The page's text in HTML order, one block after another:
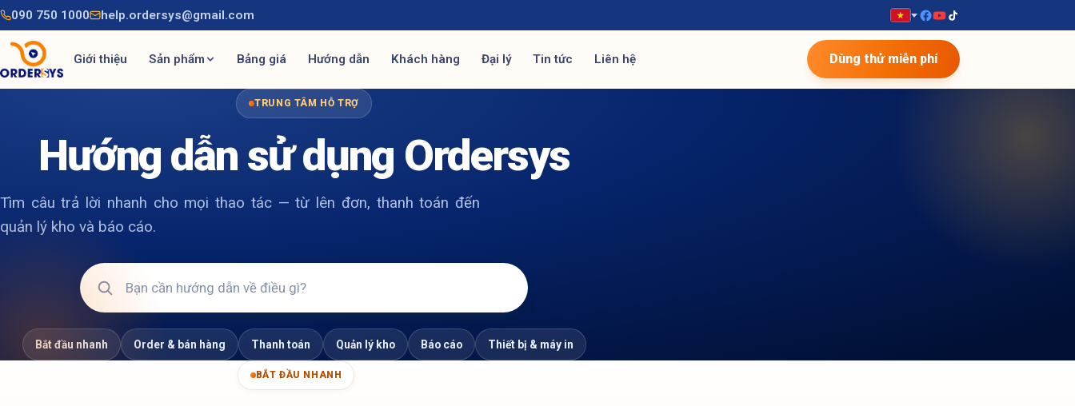
090 750 1000 help.ordersys@gmail.com
Giới thiệu Sản phẩm Bảng giá Hướng dẫn Khách hàng Đại lý Tin tức Liên hệ Dùng thử miễn phí
TRUNG TÂM HỖ TRỢ
Hướng dẫn sử dụng Ordersys
Tìm câu trả lời nhanh cho mọi thao tác — từ lên đơn, thanh toán đến
quản lý kho và báo cáo.
Bắt đầu nhanh Order & bán hàng Thanh toán Quản lý kho Báo cáo Thiết bị & máy in
BẮT ĐẦU NHANH